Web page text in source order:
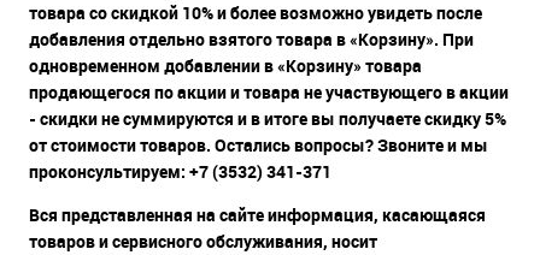
товара со скидкой 10% и более возможно увидеть после
добавления отдельно взятого товара в «Корзину». При
одновременном добавлении в «Корзину» товара
продающегося по акции и товара не участвующего в акции
- скидки не суммируются и в итоге вы получаете скидку 5%
от стоимости товаров. Остались вопросы? Звоните и мы
проконсультируем: +7 (3532) 341-371
Вся представленная на сайте информация, касающаяся
товаров и сервисного обслуживания, носит